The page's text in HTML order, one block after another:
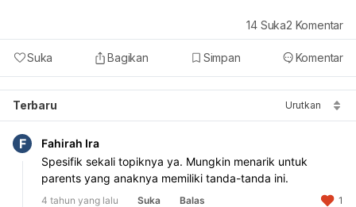
Suka Bagikan Simpan Komentar
14 Suka2 Komentar
Terbaru Urutkan
F
Fahirah Ira
Spesifik sekali topiknya ya. Mungkin menarik untuk
parents yang anaknya memiliki tanda-tanda ini.
4 tahun yang lalu Suka Balas 1